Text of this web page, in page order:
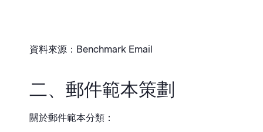
資料來源：Benchmark Email
二、郵件範本策劃
關於郵件範本分類：